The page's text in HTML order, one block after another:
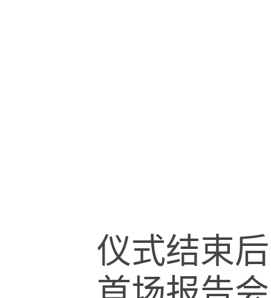
仪式结束